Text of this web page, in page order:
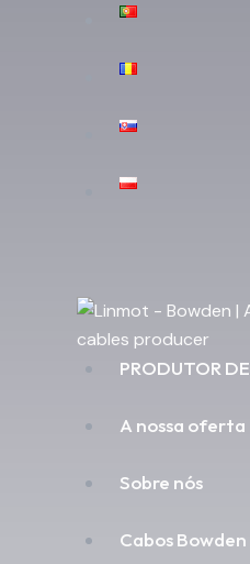
PRODUTOR
A nossa oferta
Sobre nós
Cabos Bowden